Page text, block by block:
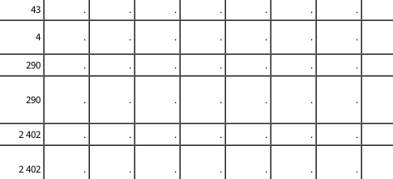
43 . . . . . .
.
4 . . . . . .
.
290 . . . . . .
.
290 . . . . . . .
2 402 . . . . . .
.
2 402 . . . . . . .